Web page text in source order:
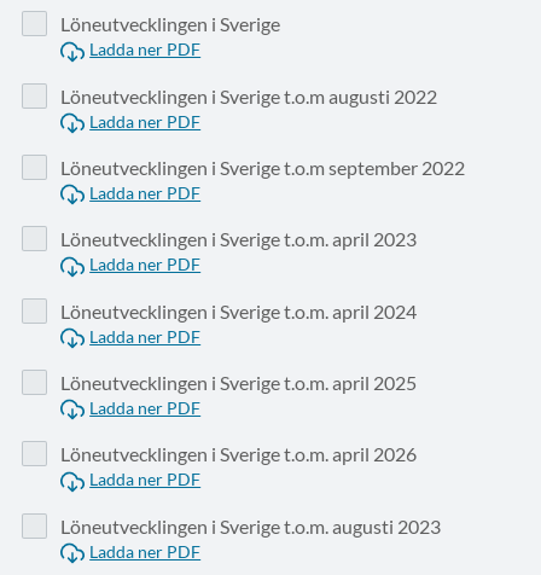
Löneutvecklingen i Sverige
Ladda ner PDF
Löneutvecklingen i Sverige t.o.m augusti 2022
Ladda ner PDF
Löneutvecklingen i Sverige t.o.m september 2022
Ladda ner PDF
Löneutvecklingen i Sverige t.o.m. april 2023
Ladda ner PDF
Löneutvecklingen i Sverige t.o.m. april 2024
Ladda ner PDF
Löneutvecklingen i Sverige t.o.m. april 2025
Ladda ner PDF
Löneutvecklingen i Sverige t.o.m. april 2026
Ladda ner PDF
Löneutvecklingen i Sverige t.o.m. augusti 2023
Ladda ner PDF